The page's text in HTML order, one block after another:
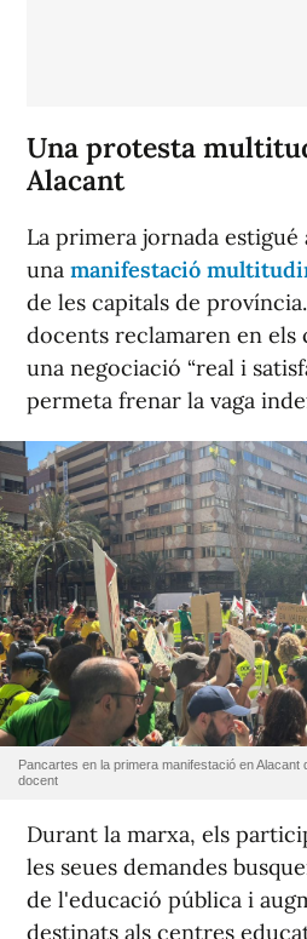
Una protesta
Alacant
La primera jornada estigué
una manifestació
de les capitals de
docents reclamaren en els
una negociació “real i
permeta frenar la vaga
Pancartes en la primera manifestació en Alacant
docent
Durant la marxa, els
les seues demandes
de l'educació pública i
destinats als centres